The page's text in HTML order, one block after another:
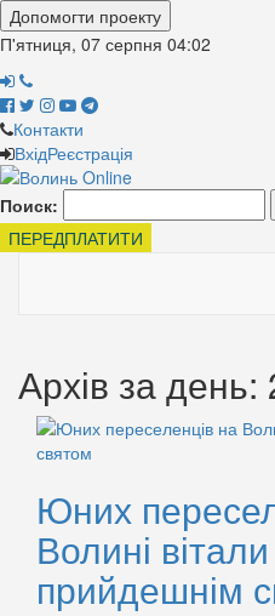
Допомогти проекту
П'ятниця, 07 серпня 04:02
Контакти
ВхідРеєстрація
Поиск:
ПЕРЕДПЛАТИТИ
Архів за
Юних
Волині вітали
прийдешнім